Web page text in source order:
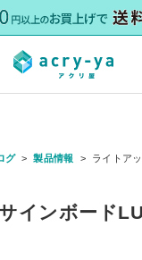
グ 製品情報 ライトア
インボード